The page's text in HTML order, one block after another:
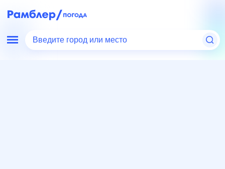
Введите город или место